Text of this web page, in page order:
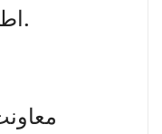
گفته‌است.